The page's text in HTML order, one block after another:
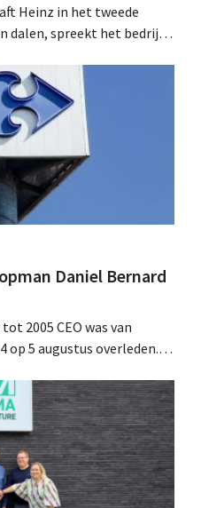
Heinz in het tweede
dalen, spreekt het bedrijf
en de
Daniel Bernard
2005 CEO was van
op 5 augustus overleden.
Promodès en nam
GB over.